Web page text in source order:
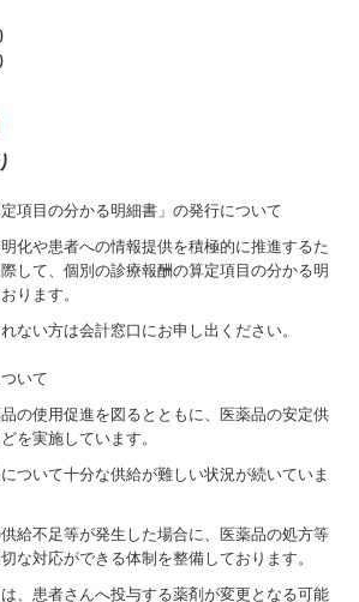
項目の分かる明細書」の発行について
化や患者への情報提供を積極的に推進するた
して、個別の診療報酬の算定項目の分かる明
ります。
ない方は会計窓口にお申し出ください。
いて
の使用促進を図るとともに、医薬品の安定供
を実施しています。
ついて十分な供給が難しい状況が続いていま
給不足等が発生した場合に、医薬品の処方等
な対応ができる体制を整備しております。
、患者さんへ投与する薬剤が変更となる可能